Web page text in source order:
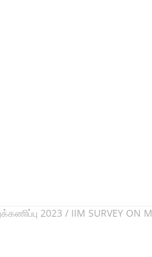
2023 / IIM SURVEY ON